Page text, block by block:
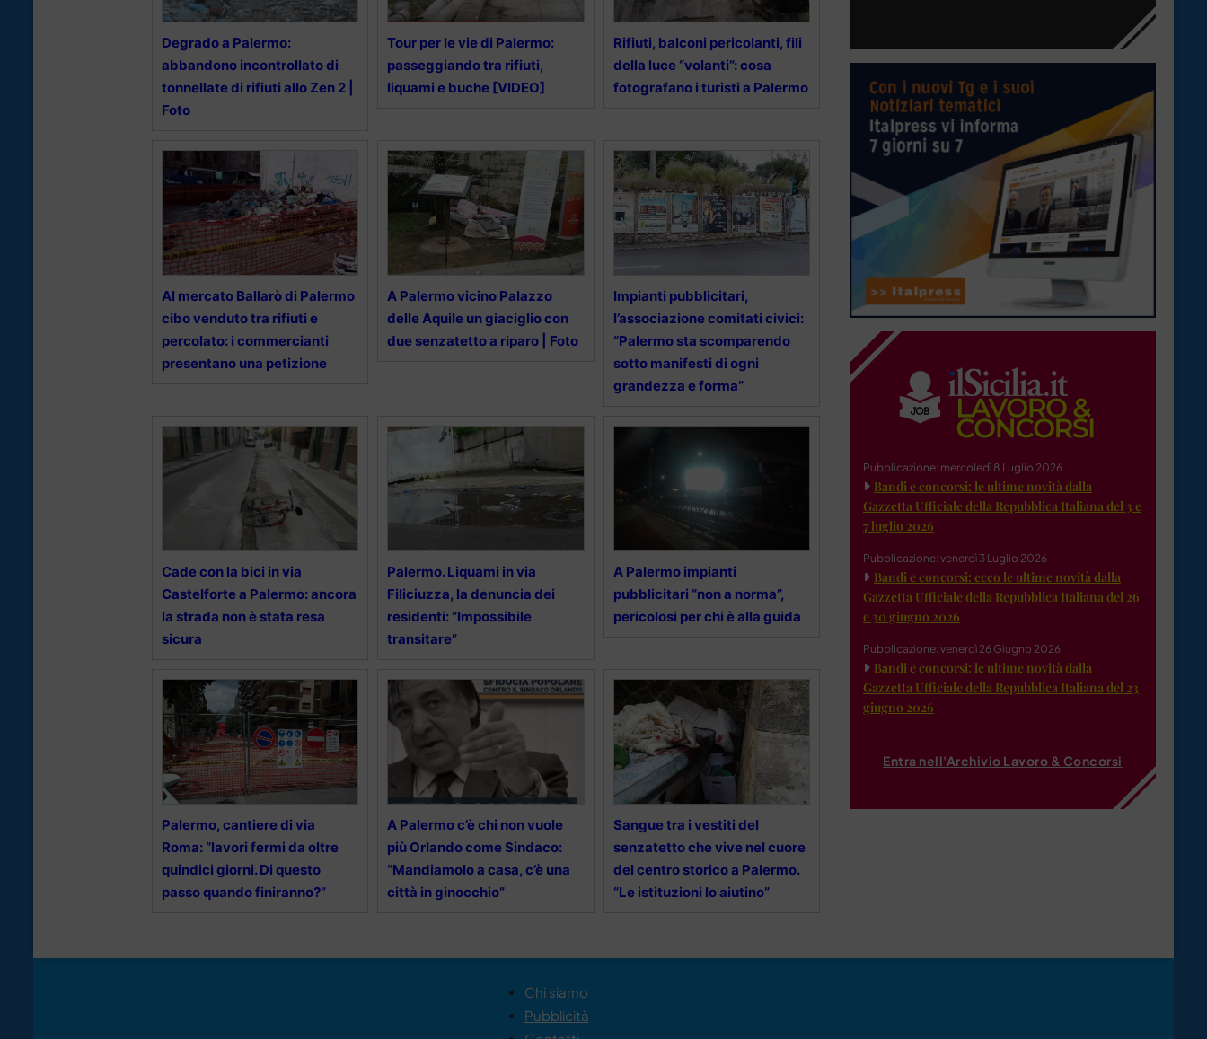
Degrado a Palermo:
abbandono incontrollato di
tonnellate di rifiuti allo Zen 2 |
Foto
Tour per le vie di Palermo:
passeggiando tra rifiuti,
liquami e buche [VIDEO]
Rifiuti, balconi pericolanti, fili
della luce “volanti”: cosa
fotografano i turisti a Palermo
Al mercato Ballarò di Palermo
cibo venduto tra rifiuti e
percolato: i commercianti
presentano una petizione
A Palermo vicino Palazzo
delle Aquile un giaciglio con
due senzatetto a riparo | Foto
Impianti pubblicitari,
l’associazione comitati civici:
“Palermo sta scomparendo
sotto manifesti di ogni
grandezza e forma”
Cade con la bici in via
Castelforte a Palermo: ancora
la strada non è stata resa
sicura
Palermo. Liquami in via
Filiciuzza, la denuncia dei
residenti: ”Impossibile
transitare”
A Palermo impianti
pubblicitari “non a norma”,
pericolosi per chi è alla guida
Palermo, cantiere di via
Roma: “lavori fermi da oltre
quindici giorni. Di questo
passo quando finiranno?”
A Palermo c’è chi non vuole
più Orlando come Sindaco:
“Mandiamolo a casa, c’è una
città in ginocchio”
Sangue tra i vestiti del
senzatetto che vive nel cuore
del centro storico a Palermo.
“Le istituzioni lo aiutino”
Pubblicazione: mercoledì 8 Luglio 2026
Bandi e concorsi: le ultime novità dalla
Gazzetta Ufficiale della Repubblica Italiana del 3 e
7 luglio 2026
Pubblicazione: venerdì 3 Luglio 2026
Bandi e concorsi: ecco le ultime novità dalla
Gazzetta Ufficiale della Repubblica Italiana del 26
e 30 giugno 2026
Pubblicazione: venerdì 26 Giugno 2026
Bandi e concorsi: le ultime novità dalla
Gazzetta Ufficiale della Repubblica Italiana del 23
giugno 2026
Entra nell'Archivio Lavoro & Concorsi
Chi siamo
Pubblicità